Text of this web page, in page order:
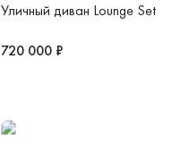
Уличный диван Lounge Set
720 000 ₽